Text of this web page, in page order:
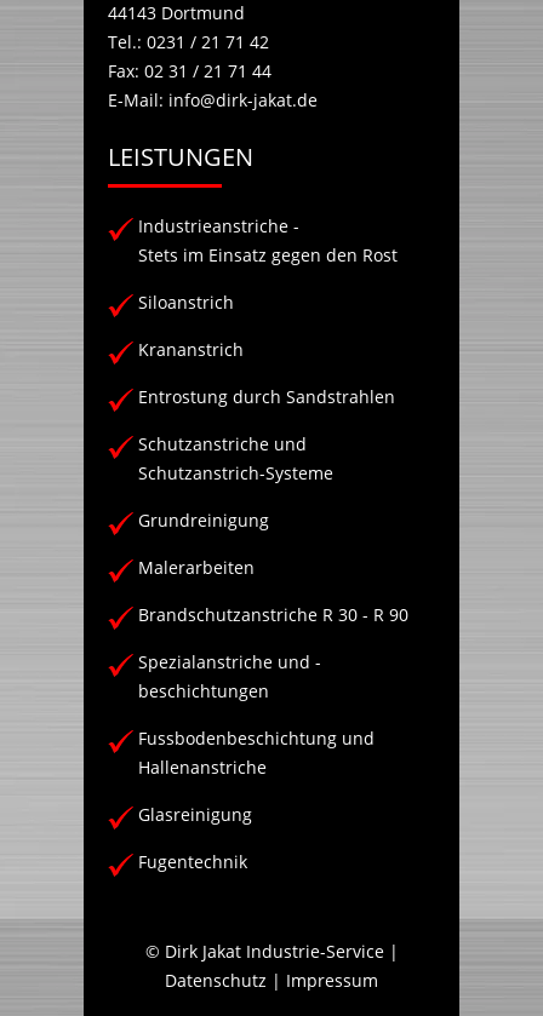
44143 Dortmund
Tel.: 0231 / 21 71 42
Fax: 02 31 / 21 71 44
E-Mail: info@dirk-jakat.de
LEISTUNGEN
Industrieanstriche -
Stets im Einsatz gegen den Rost
Siloanstrich
Krananstrich
Entrostung durch Sandstrahlen
Schutzanstriche und
Schutzanstrich-Systeme
Grundreinigung
Malerarbeiten
Brandschutzanstriche R 30 - R 90
Spezialanstriche und -
beschichtungen
Fussbodenbeschichtung und
Hallenanstriche
Glasreinigung
Fugentechnik
© Dirk Jakat Industrie-Service |
Datenschutz | Impressum